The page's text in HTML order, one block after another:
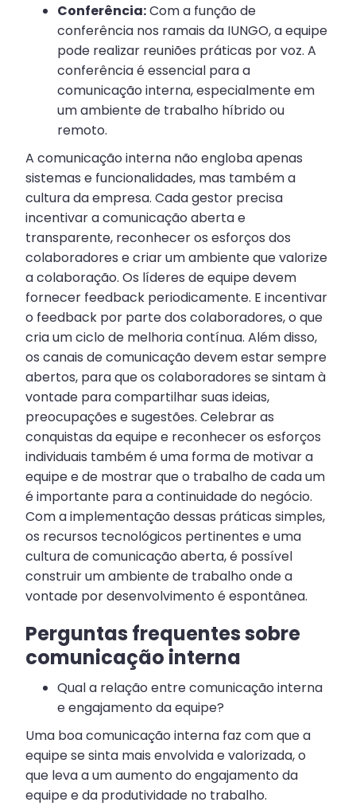
Conferência:Com a função de
conferência nos ramais da IUNGO, a equipe
pode realizar reuniões práticas por voz. A
conferência é essencial para a
comunicação interna, especialmente em
um ambiente de trabalho híbrido ou
remoto.
A comunicação interna não engloba apenas
sistemas e funcionalidades, mas também a
cultura da empresa. Cada gestor precisa
incentivar a comunicação aberta e
transparente, reconhecer os esforços dos
colaboradores e criar um ambiente que valorize
a colaboração. Os líderes de equipe devem
fornecer feedback periodicamente. E incentivar
o feedback por parte dos colaboradores, o que
cria um ciclo de melhoria contínua. Além disso,
os canais de comunicação devem estar sempre
abertos, para que os colaboradores se sintam à
vontade para compartilhar suas ideias,
preocupações e sugestões. Celebrar as
conquistas da equipe e reconhecer os esforços
individuais também é uma forma de motivar a
equipe e de mostrar que o trabalho de cada um
é importante para a continuidade do negócio.
Com a implementação dessas práticas simples,
os recursos tecnológicos pertinentes e uma
cultura de comunicação aberta, é possível
construir um ambiente de trabalho onde a
vontade por desenvolvimento é espontânea.
Perguntas frequentes sobre
comunicação interna
Qual a relação entre comunicação interna
e engajamento da equipe?
Uma boa comunicação interna faz com que a
equipe se sinta mais envolvida e valorizada, o
que leva a um aumento do engajamento da
equipe e da produtividade no trabalho.